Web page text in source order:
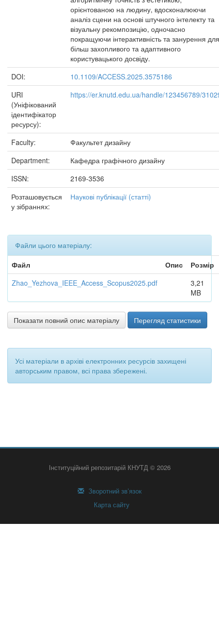
орієнтованою на людину, вдосконалюючи
аналіз сцени на основі штучного інтелекту та
візуальну рекомпозицію, одночасно
покращуючи інтерактивність та занурення для
більш захопливого та адаптивного
користувацького досвіду.
DOI:
10.1109/ACCESS.2025.3575186
URI
(Уніфікований
ідентифікатор
ресурсу):
https://er.knutd.edu.ua/handle/123456789/
Faculty:
Факультет дизайну
Department:
Кафедра графічного дизайну
ISSN:
2169-3536
Розташовується
у зібраннях:
Наукові публікації (статті)
Файли цього матеріалу:
Файл
Опис
Розмір
Zhao_Yezhova_IEEE_Access_Scopus2025.pdf
3,21
MB
Показати повний опис матеріалу Перегляд статистики
Усі матеріали в архіві електронних ресурсів захищені
авторським правом, всі права збережені.
Інституційний репозитарій КНУТД © 2026
Зворотний зв’язок
Карта сайту